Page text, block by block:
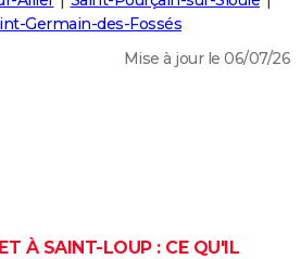
Germain-des-Fossés
Mise à jour le 06/07/26
À SAINT-LOUP : CE QU'IL